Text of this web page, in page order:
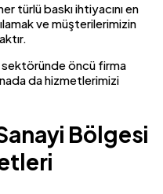
türlü baskı ihtiyacını en
ve müşterilerimizin
sektöründe öncü firma
da hizmetlerimizi
Bölgesi